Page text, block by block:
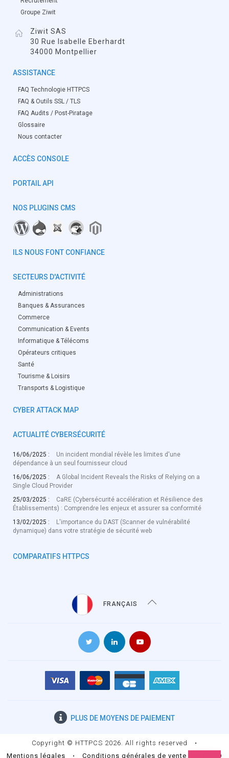
Groupe Ziwit
Ziwit SAS
30 Rue Isabelle Eberhardt
34000 Montpellier
ASSISTANCE
FAQ Technologie HTTPCS
FAQ & Outils SSL / TLS
FAQ Audits / Post-Piratage
Glossaire
Nous contacter
ACCÈS CONSOLE
PORTAIL API
NOS PLUGINS CMS
ILS NOUS FONT CONFIANCE
SECTEURS D'ACTIVITÉ
Administrations
Banques & Assurances
Commerce
Communication & Events
Informatique & Télécoms
Opérateurs critiques
Santé
Tourisme & Loisirs
Transports & Logistique
CYBER ATTACK MAP
ACTUALITÉ CYBERSÉCURITÉ
16/06/2025 :
Un incident mondial révèle les limites d'une
dépendance à un seul fournisseur cloud
16/06/2025 :
A Global Incident Reveals the Risks of Relying on a
Single Cloud Provider
25/03/2025 :
CaRE (Cybersécurité accélération et Résilience des
Établissements) : Comprendre les enjeux et assurer sa conformité
13/02/2025 :
L'importance du DAST (Scanner de vulnérabilité
dynamique) dans votre stratégie de sécurité web
COMPARATIFS HTTPCS
FRANÇAIS
PLUS DE MOYENS DE PAIEMENT
Copyright © HTTPCS 2026. All rights reserved
•
Mentions légales
• Conditions générales de vente RGPD